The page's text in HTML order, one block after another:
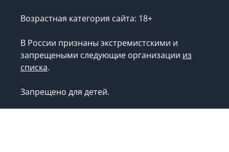
Возрастная категория сайта: 18+
В России признаны экстремистскими и
запрещеными следующие организации из
списка.
Запрещено для детей.